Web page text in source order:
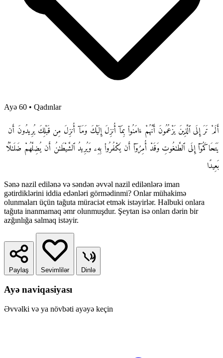
Ayə 60 • Qadınlar
أَلَمْ تَرَ إِلَى ٱلَّذِينَ يَزْعُمُونَ أَنَّهُمْ ءَامَنُوا۟ بِمَآ أُنزِلَ إِلَيْكَ وَمَآ أُنزِلَ مِن قَبْلِكَ يُرِيدُونَ أَن
يَتَحَاكَمُوٓا۟ إِلَى ٱلطَّـٰغُوتِ وَقَدْ أُمِرُوٓا۟ أَن يَكْفُرُوا۟ بِهِۦ وَيُرِيدُ ٱلشَّيْطَـٰنُ أَن يُضِلَّهُمْ ضَلَـٰلًۢا
بَعِيدًا
Sənə nazil edilənə və səndən əvvəl nazil edilənlərə iman
gətirdiklərini iddia edənləri görmədinmi? Onlar mühakimə
olunmaları üçün tağuta müraciət etmək istəyirlər. Halbuki onlara
tağuta inanmamaq əmr olunmuşdur. Şeytan isə onları dərin bir
azğınlığa salmaq istəyir.
Paylaş Sevimlilər Dinlə
Ayə naviqasiyası
Əvvəlki və ya növbəti ayəyə keçin